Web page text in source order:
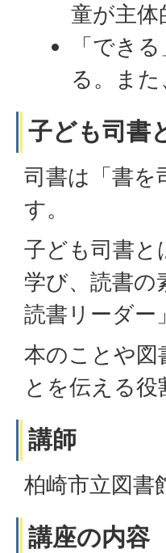
童が主
「でき
る。ま
子ども司書
司書は「書を
す。
子ども司書と
学び、読書の
読書リーダー
本のことや図
とを伝える役
講師
柏崎市立図書
講座の内容